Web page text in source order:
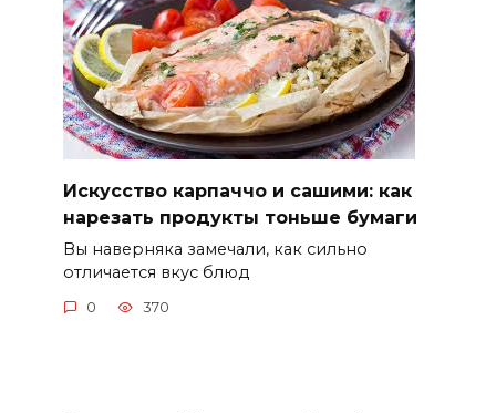
Искусство карпаччо и сашими: как
нарезать продукты тоньше бумаги
Вы наверняка замечали, как сильно
отличается вкус блюд
0 370